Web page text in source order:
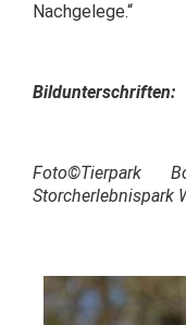
Nachgelege.“
Bildunterschriften:
Foto©Tierpark
Storcherlebnispark